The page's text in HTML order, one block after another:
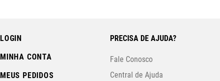
LOGIN
MINHA CONTA
MEUS PEDIDOS
PRECISA DE AJUDA?
Fale Conosco
Central de Ajuda